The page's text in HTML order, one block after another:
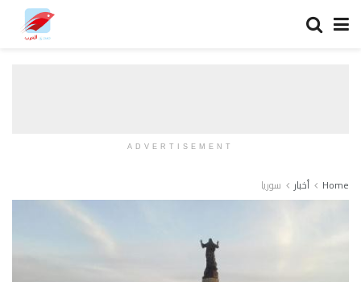
ADVERTISEMENT
Home أخبار سوريا